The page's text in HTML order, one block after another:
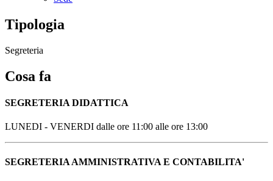
Tipologia
Segreteria
Cosa fa
SEGRETERIA DIDATTICA
LUNEDI - VENERDI dalle ore 11:00 alle ore 13:00
SEGRETERIA AMMINISTRATIVA E CONTABILITA'